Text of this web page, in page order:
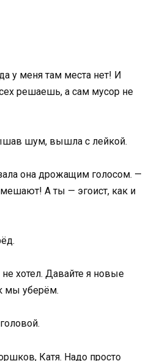
у меня там места нет! И
решаешь, а сам мусор не
шум, вышла с лейкой.
она дрожащим голосом. —
А ты — эгоист, как и
хотел. Давайте я новые
мы уберём.
Катя. Надо просто